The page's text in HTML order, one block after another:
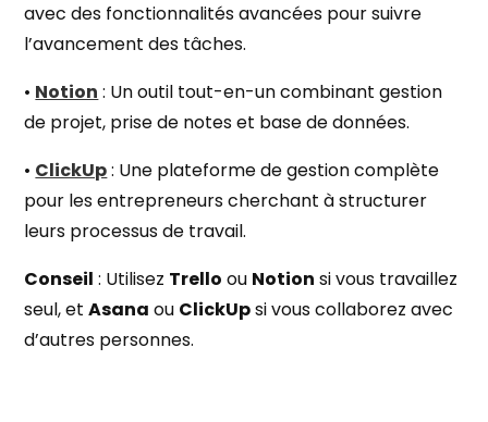
avec des fonctionnalités avancées pour suivre
l’avancement des tâches.
• Notion : Un outil tout-en-un combinant gestion
de projet, prise de notes et base de données.
• ClickUp: Une plateforme de gestion complète
pour les entrepreneurs cherchant à structurer
leurs processus de travail.
Conseil : Utilisez Trello ou Notion si vous travaillez
seul, etAsana ou ClickUpsi vous collaborez avec
d’autres personnes.